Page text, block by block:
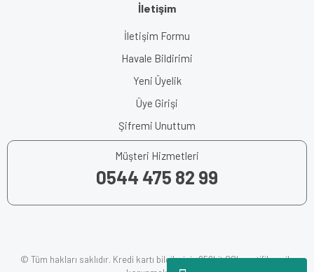
İletişim
İletişim Formu
Havale Bildirimi
Yeni Üyelik
Üye Girişi
Şifremi Unuttum
Müşteri Hizmetleri
0544 475 82 99
© Tüm hakları saklıdır. Kredi kartı bilgileriniz 256bit SSL sertifikası ile